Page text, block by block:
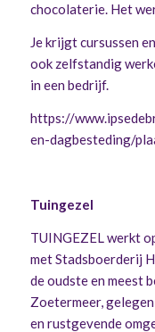
chocolaterie. Het
Je krijgt cursussen
ook zelfstandig
in een bedrijf.
https://
en-dagbesteding/
Tuingezel
TUINGEZEL werkt
met Stadsboerderij
de oudste en meest
Zoetermeer,
en rustgevende